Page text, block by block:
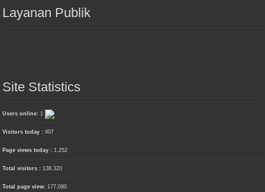
Layanan Publik
Site Statistics
Users online:1
Visitors today :907
Page views today :1,252
Total visitors :138,320
Total page view:177,080